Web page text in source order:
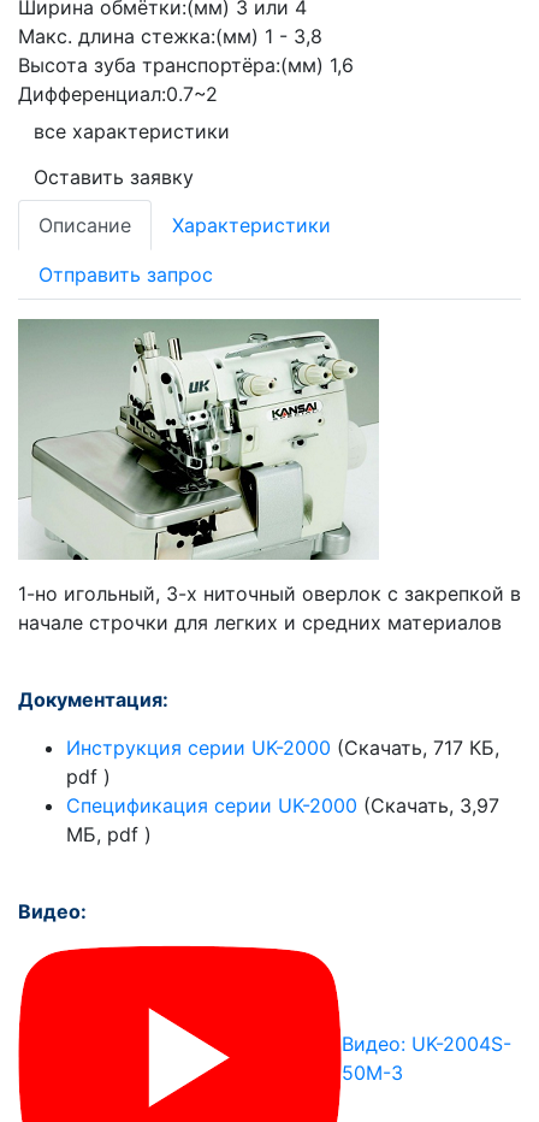
Ширина обмётки:(мм) 3 или 4
Макс. длина стежка:(мм) 1 - 3,8
Высота зуба транспортёра:(мм) 1,6
Дифференциал:0.7~2
все характеристики
Оставить заявку
Описание
Характеристики
Отправить запрос
1-но игольный, 3-х ниточный оверлок с закрепкой в
начале строчки для легких и средних материалов
Документация:
Инструкция серии UK-2000 (Скачать, 717 КБ,
pdf )
Спецификация серии UK-2000 (Скачать, 3,97
МБ, pdf )
Видео:
Видео: UK-2004S-
50M-3